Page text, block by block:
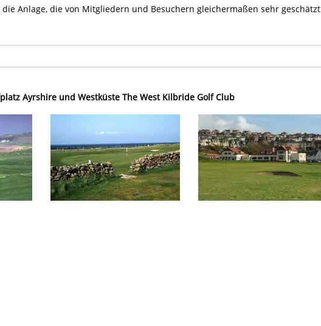
Anlage, die von Mitgliedern und Besuchern gleichermaßen sehr geschätzt
Ayrshire und Westküste The West Kilbride Golf Club